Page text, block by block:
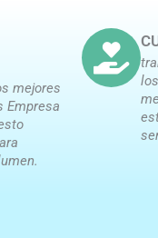
mejores
Empresa